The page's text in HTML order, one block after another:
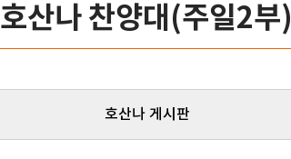
호산나 찬양대(주일2부)
호산나 게시판